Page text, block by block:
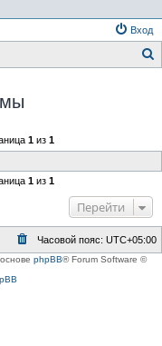
Вход
1из 1
1из 1
Перейти
Часовой пояс: UTC+05:00
phpBB® Forum Software ©